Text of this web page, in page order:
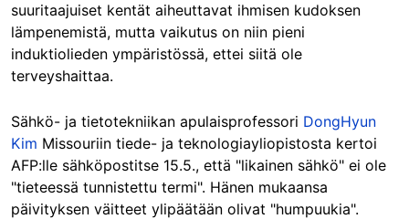
suuritaajuiset kentät aiheuttavat ihmisen kudoksen
lämpenemistä, mutta vaikutus on niin pieni
induktiolieden ympäristössä, ettei siitä ole
terveyshaittaa.
Sähkö- ja tietotekniikan apulaisprofessori DongHyun
Kim Missouriin tiede- ja teknologiayliopistosta kertoi
AFP:lle sähköpostitse 15.5., että "likainen sähkö" ei ole
"tieteessä tunnistettu termi". Hänen mukaansa
päivityksen väitteet ylipäätään olivat "humpuukia".